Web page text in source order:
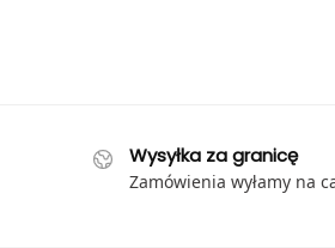
Wysyłka za granicę
Zamówienia wyłamy na